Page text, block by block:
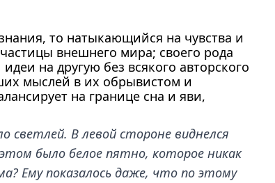
то натыкающийся на чувства и
внешнего мира; своего рода
на другую без всякого авторского
мыслей в их обрывистом и
на границе сна и яви,
светлей. В левой стороне виднелся
было белое пятно, которое никак
Ему показалось даже, что по этому